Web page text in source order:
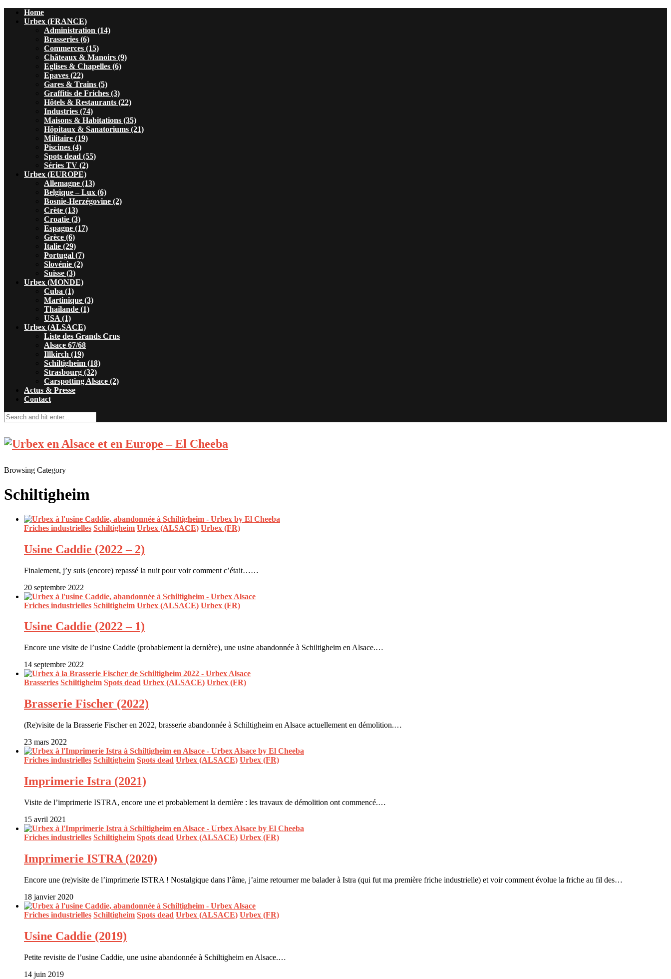
Home
Urbex (FRANCE)
Administration (14)
Brasseries (6)
Commerces (15)
Châteaux & Manoirs (9)
Eglises & Chapelles (6)
Epaves (22)
Gares & Trains (5)
Graffitis de Friches (3)
Hôtels & Restaurants (22)
Industries (74)
Maisons & Habitations (35)
Hôpitaux & Sanatoriums (21)
Militaire (19)
Piscines (4)
Spots dead (55)
Séries TV (2)
Urbex (EUROPE)
Allemagne (13)
Belgique – Lux (6)
Bosnie-Herzégovine (2)
Crète (13)
Croatie (3)
Espagne (17)
Grèce (6)
Italie (29)
Portugal (7)
Slovénie (2)
Suisse (3)
Urbex (MONDE)
Cuba (1)
Martinique (3)
Thaïlande (1)
USA (1)
Urbex (ALSACE)
Liste des Grands Crus
Alsace 67/68
Illkirch (19)
Schiltigheim (18)
Strasbourg (32)
Carspotting Alsace (2)
Actus & Presse
Contact
Browsing Category
Schiltigheim
Friches industrielles Schiltigheim Urbex (ALSACE) Urbex (FR)
Usine Caddie (2022 – 2)
Finalement, j’y suis (encore) repassé la nuit pour voir comment c’était……
20 septembre 2022
Friches industrielles Schiltigheim Urbex (ALSACE) Urbex (FR)
Usine Caddie (2022 – 1)
Encore une visite de l’usine Caddie (probablement la dernière), une usine abandonnée à Schiltigheim en Alsace.…
14 septembre 2022
Brasseries Schiltigheim Spots dead Urbex (ALSACE) Urbex (FR)
Brasserie Fischer (2022)
(Re)visite de la Brasserie Fischer en 2022, brasserie abandonnée à Schiltigheim en Alsace actuellement en démolition.…
23 mars 2022
Friches industrielles Schiltigheim Spots dead Urbex (ALSACE) Urbex (FR)
Imprimerie Istra (2021)
Visite de l’imprimerie ISTRA, encore une et probablement la dernière : les travaux de démolition ont commencé.…
15 avril 2021
Friches industrielles Schiltigheim Spots dead Urbex (ALSACE) Urbex (FR)
Imprimerie ISTRA (2020)
Encore une (re)visite de l’imprimerie ISTRA ! Nostalgique dans l’âme, j’aime retourner me balader à Istra (qui fut ma première friche industrielle) et voir comment évolue la friche au fil des…
18 janvier 2020
Friches industrielles Schiltigheim Spots dead Urbex (ALSACE) Urbex (FR)
Usine Caddie (2019)
Petite revisite de l’usine Caddie, une usine abandonnée à Schiltigheim en Alsace.…
14 juin 2019